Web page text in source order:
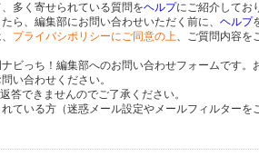
多く寄せられている質問をヘルプにご紹介してお
ら、編集部にお問い合わせいただく前に、 ヘルプ
プライバシポリシーにご同意の上、ご質問内容を
ビっち！編集部へのお問い合わせフォームです
い合わせください。
答できませんのでご了承ください。
ている方（迷惑メール設定やメールフィルター